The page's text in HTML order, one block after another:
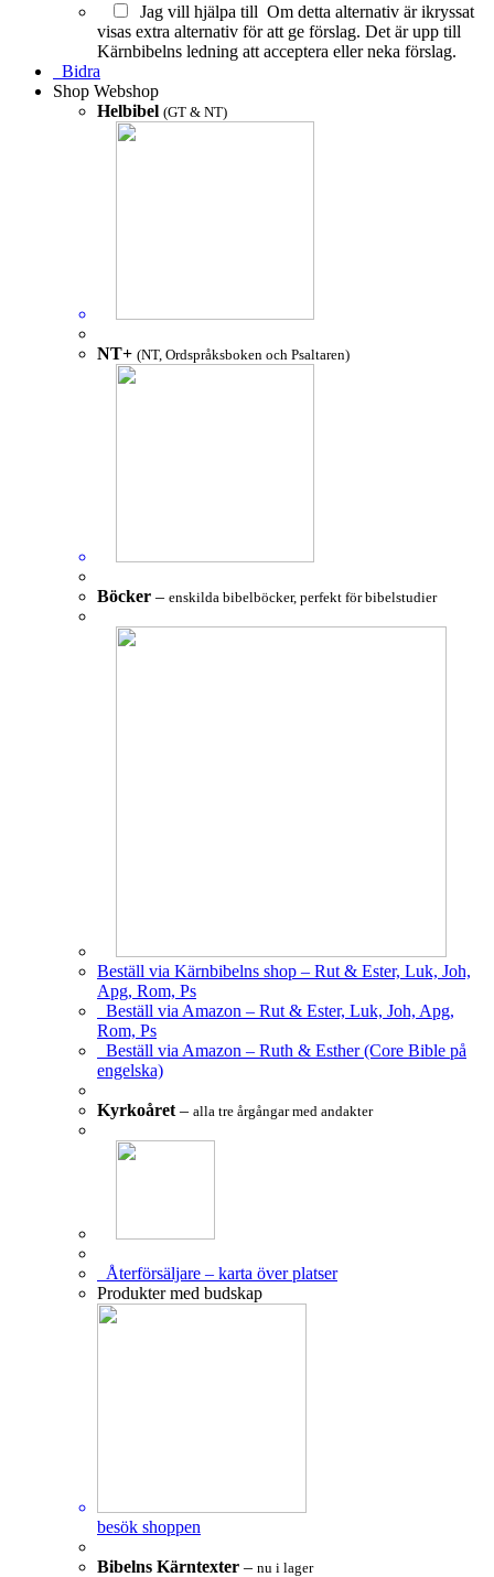
Jag vill hjälpa till Om detta alternativ är ikryssat
visas extra alternativ för att ge förslag. Det är upp till
Kärnbibelns ledning att acceptera eller neka förslag.
Bidra
Shop Webshop
Helbibel (GT & NT)
NT+ (NT, Ordspråksboken och Psaltaren)
Böcker – enskilda bibelböcker, perfekt för bibelstudier
Beställ via Kärnbibelns shop – Rut & Ester, Luk, Joh,
Apg, Rom, Ps
Beställ via Amazon – Rut & Ester, Luk, Joh, Apg,
Rom, Ps
Beställ via Amazon – Ruth & Esther (Core Bible på
engelska)
Kyrkoåret – alla tre årgångar med andakter
Återförsäljare – karta över platser
Produkter med budskap
besök shoppen
Bibelns Kärntexter – nu i lager